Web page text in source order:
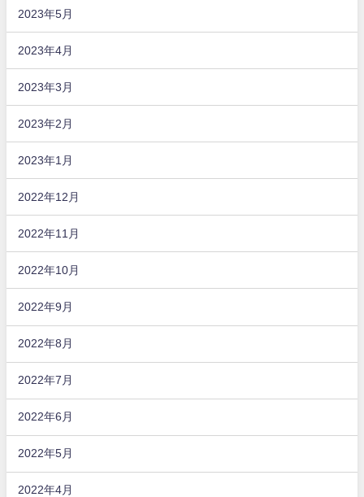
2023年5月
2023年4月
2023年3月
2023年2月
2023年1月
2022年12月
2022年11月
2022年10月
2022年9月
2022年8月
2022年7月
2022年6月
2022年5月
2022年4月